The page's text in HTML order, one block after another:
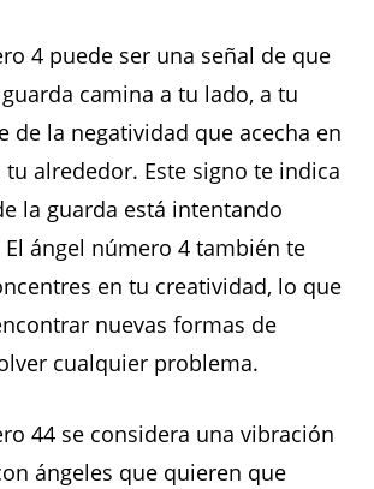
4 puede ser una señal de que
camina a tu lado, a tu
de la negatividad que acecha en
alrededor. Este signo te indica
la guarda está intentando
El ángel número 4 también te
en tu creatividad, lo que
nuevas formas de
cualquier problema.
44 se considera una vibración
ángeles que quieren que